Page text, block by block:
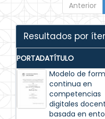
Anterior
Resultados por
PORTADATÍTULO
Modelo de
continua en
competencias
digitales
basada en